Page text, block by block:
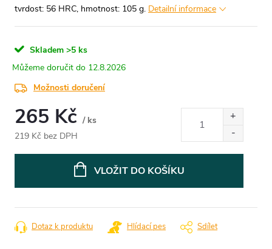
tvrdost: 56 HRC, hmotnost: 105 g. Detailní informace
Skladem >5 ks
12.8.2026
Možnosti doručení
265 Kč / ks
219 Kč bez DPH
VLOŽIT DO KOŠÍKU
Dotaz k produktu Hlídací pes Sdílet